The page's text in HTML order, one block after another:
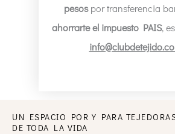
pesospor transferencia
ahorrarte el impuesto PAIS,
UN ESPACIO POR Y PARA
DE TODA LA VIDA